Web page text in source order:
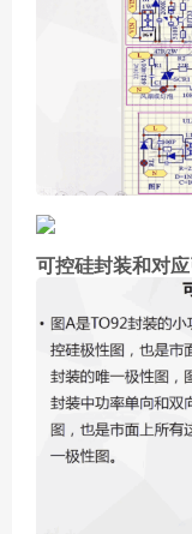
可控硅封装和对